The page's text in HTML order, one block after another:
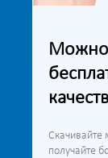
Можно
Скачивайте
получайте